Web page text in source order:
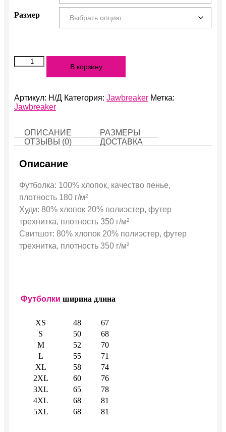
Размер
Количество
Jawbreaker
В корзину
Артикул: Н/Д Категория: Jawbreaker Метка:
Jawbreaker
ОПИСАНИЕ
РАЗМЕРЫ
ОТЗЫВЫ (0)
ДОСТАВКА
Описание
Футболка: 100% хлопок, качество пенье,
плотность 180 г/м²
Худи: 80% хлопок 20% полиэстер, футер
трехнитка, плотность 350 г/м²
Свитшот: 80% хлопок 20% полиэстер, футер
трехнитка, плотность 350 г/м²
Футболки ширина длина
XS 48
67
S
50
68
M
52
70
L
55
71
XL
58
74
2XL
60
76
3XL
65
78
4XL
68
81
5XL
68 81